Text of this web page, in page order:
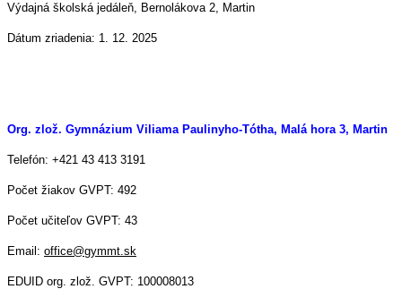
Výdajná školská jedáleň, Bernolákova 2, Martin
Dátum zriadenia: 1. 12. 2025
Org. zlož. Gymnázium Viliama Paulinyho-Tótha, Malá hora 3, Martin
Telefón: +421 43 413 3191
Počet žiakov GVPT: 492
Počet učiteľov GVPT: 43
Email: office@gymmt.sk
EDUID org. zlož. GVPT: 100008013